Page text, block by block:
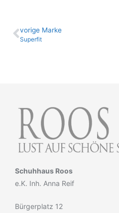
vo­ri­ge Marke
Superfit
Schuhhaus Roos
e.K. Inh. Anna Reif
Bürgerplatz 12